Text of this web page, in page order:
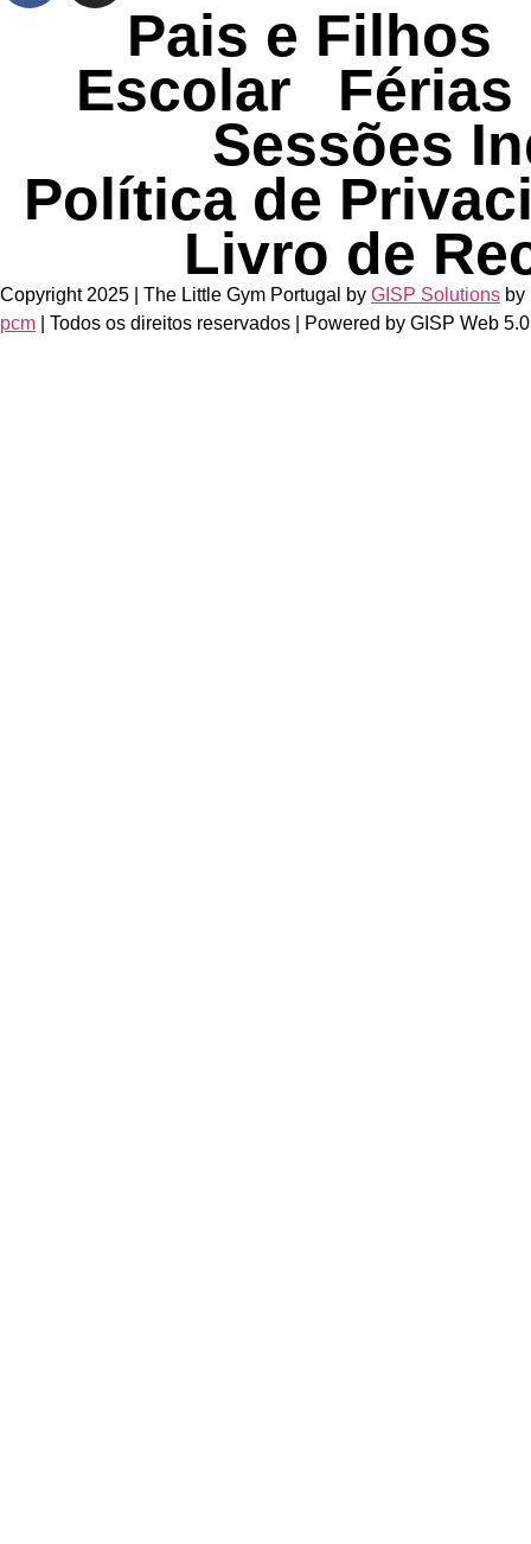
Pais e Filhos
Escolar
Férias
Sessões
Política de
Livro de
Copyright 2025 | The Little Gym Portugal by GISP Solutions by
pcm
| Todos os direitos reservados | Powered by GISP Web 5.0